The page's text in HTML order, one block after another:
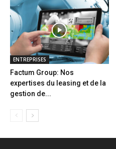
ENTREPRISES
Factum Group: Nos
expertises du leasing et de la
gestion de...